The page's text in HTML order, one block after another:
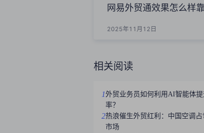
网易外贸通效果怎么样靠
2025年11月12日
相关阅读
1外贸业务员如何利用AI智能体
率？
2热浪催生外贸红利：中国空调
市场